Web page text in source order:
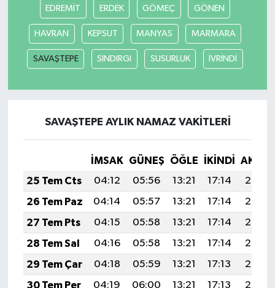
EDREMİT ERDEK GÖMEÇ GÖNEN
HAVRAN KEPSUT MANYAS MARMARA
SAVAŞTEPE SINDIRGI SUSURLUK İVRİNDİ
SAVAŞTEPE AYLIK NAMAZ VAKITLERI
İMSAK GÜNEŞ ÖĞLE İKINDI
25 Tem Cts
04:12 05:56 13:21 17:14
20:36
26 Tem Paz
04:14 05:57 13:21 17:14
20:35
27 Tem Pts
04:15 05:58 13:21 17:14
20:34
28 Tem Sal
04:16 05:58 13:21 17:14
20:33
29 Tem Çar
04:18 05:59 13:21 17:13
20:33
30 Tem Per
04:19 06:00 13:21 17:13
20:32